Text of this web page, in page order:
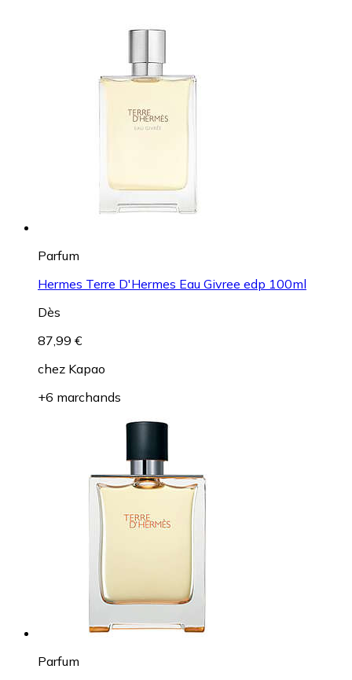
Parfum
Hermes Terre D'Hermes Eau Givree edp 100ml
Dès
87,99 €
chez Kapao
+6 marchands
Parfum